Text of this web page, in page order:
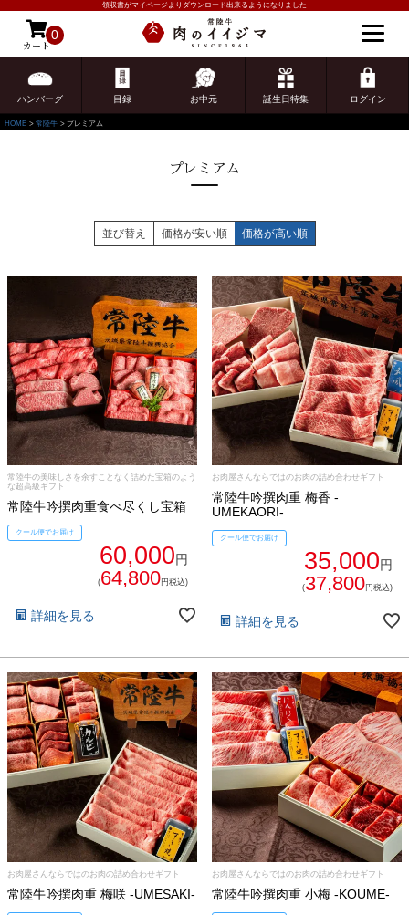
領収書がマイページよりダウンロード出来るようになりました
カート
0
ハンバーグ 目録 お中元 誕生日特集 ログイン
ゲスト 様こんにちは
ログイン
配送・送料
熨斗・カード
イイジマとは
常陸牛とは？
ショップ一覧
食べ方からから探す
すき焼き
しゃぶしゃぶ
焼き肉
BBQ
HOME 常陸牛 プレミアム
プレミアム
並び替え 価格が安い順 価格が高い順
常陸牛の美味しさを余すことなく詰めた宝箱のよう
な超高級ギフト
常陸牛吟撰肉重食べ尽くし宝箱
クール便でお届け
60,000円
(64,800円税込)
詳細を見る
お肉屋さんならではのお肉の詰め合わせギフト
常陸牛吟撰肉重 梅香 -
UMEKAORI-
クール便でお届け
35,000円
(37,800円税込)
詳細を見る
お肉屋さんならではのお肉の詰め合わせギフト
常陸牛吟撰肉重 梅咲 -UMESAKI-
お肉屋さんならではのお肉の詰め合わせギフト
常陸牛吟撰肉重 小梅 -KOUME-